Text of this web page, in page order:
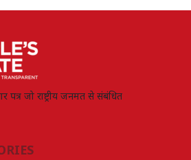
पत्र जो राष्ट्रीय जनमत से संबंधित